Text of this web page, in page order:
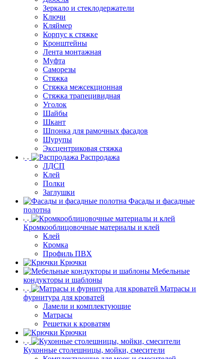
Зеркало и стеклодержатели
Ключи
Кляймер
Корпус к стяжке
Кронштейны
Лента монтажная
Муфта
Саморезы
Стяжка
Стяжка межсекционная
Стяжка трапецивидная
Уголок
Шайбы
Шкант
Шпонка для рамочных фасадов
Шурупы
Эксцентриковая стяжка
Распродажа
ЛДСП
Клей
Полки
Заглушки
Фасады и фасадные
полотна
Кромкооблицовочные материалы и клей
Клей
Кромка
Профиль ПВХ
Крючки
Мебельные
кондукторы и шаблоны
Матрасы и
фурнитура для кроватей
Ламели и комплектующие
Матрасы
Решетки к кроватям
Крючки
Кухонные столешницы, мойки, смесители